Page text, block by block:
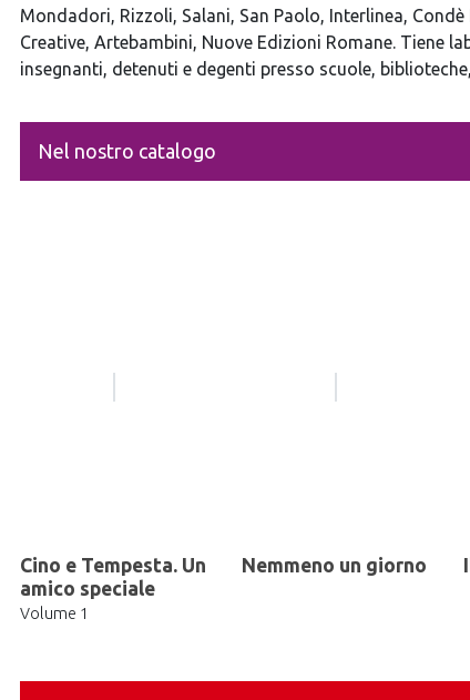
Mondadori, Rizzoli, Salani, San Paolo, Interlinea,
Creative, Artebambini, Nuove Edizioni Romane. Tiene
insegnanti, detenuti e degenti presso scuole,
Nel nostro catalogo
Cino e Tempesta. Un
amico speciale
Volume 1
Nemmeno un giorno